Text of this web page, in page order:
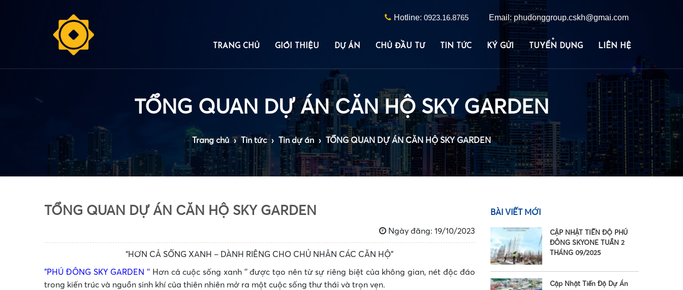
•
•
Hotline: 0923.16.8765 Email: phudonggroup.cskh@gmai.com
TRANG CHỦ GIỚI THIỆU DỰ ÁN CHỦ ĐẦU TƯ TIN TỨC KÝ GỬI TUYỂN DỤNG LIÊN HỆ
TỔNG QUAN DỰ ÁN CĂN HỘ SKY GARDEN
Trang chủ › Tin tức › Tin dự án › TỔNG QUAN DỰ ÁN CĂN HỘ SKY GARDEN
TỔNG QUAN DỰ ÁN CĂN HỘ SKY GARDEN
Ngày đăng: 19/10/2023
“HƠN CẢ SỐNG XANH – DÀNH RIÊNG CHO CHỦ NHÂN CÁC CĂN HỘ”
"PHÚ ĐÔNG SKY GARDEN '' Hơn cả cuộc sống xanh '' được tạo nên từ sự riêng biệt của không gian, nét độc đáo
trong kiến trúc và nguồn sinh khí của thiên nhiên mở ra một cuộc sống thư thái và trọn vẹn.
BÀI VIẾT MỚI
CẬP NHẬT TIẾN ĐỘ PHÚ
ĐÔNG SKYONE TUẦN 2
THÁNG 09/2025
Cập Nhật Tiến Độ Dự Án